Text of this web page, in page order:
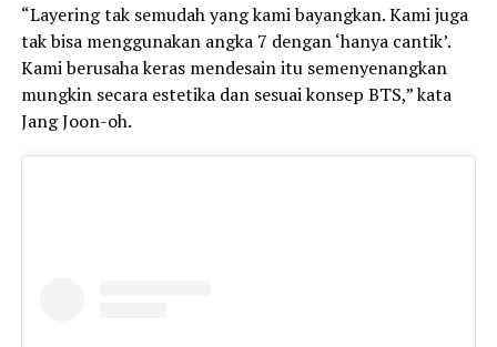
“Layering tak semudah yang kami bayangkan. Kami juga
tak bisa menggunakan angka 7 dengan ‘hanya cantik’.
Kami berusaha keras mendesain itu semenyenangkan
mungkin secara estetika dan sesuai konsep BTS,” kata
Jang Joon-oh.